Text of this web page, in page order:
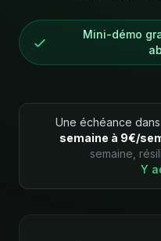
Mini-démo
Une échéance
semaine à 9€/
semaine,
Y